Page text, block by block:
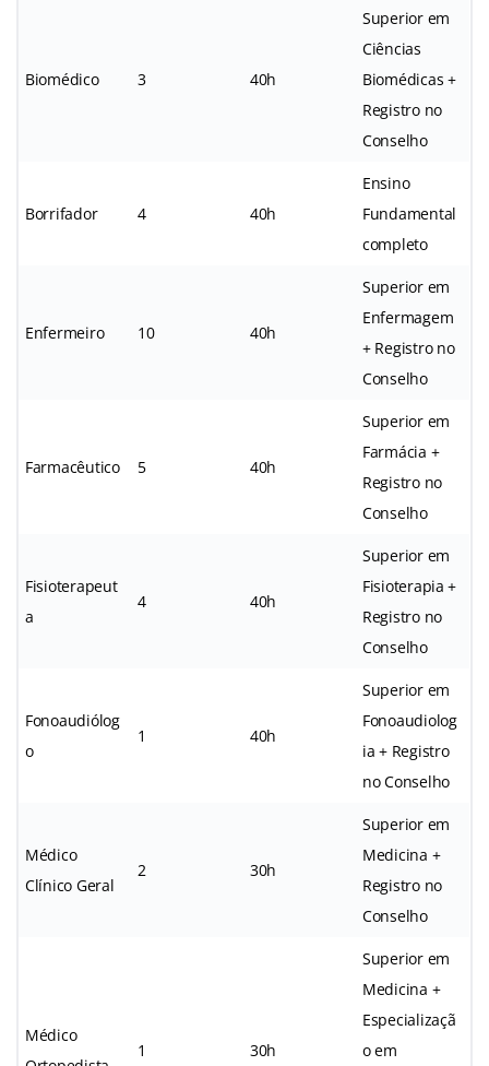
Biomédico 3 40h
Superior em
Ciências
Biomédicas +
Registro no
Conselho
Borrifador 4 40h
Ensino
Fundamental
completo
Enfermeiro 10 40h
Superior em
Enfermagem
+ Registro no
Conselho
Farmacêutico 5 40h
Superior em
Farmácia +
Registro no
Conselho
Fisioterapeut
a
4 40h
Superior em
Fisioterapia +
Registro no
Conselho
Fonoaudiólog
o
1 40h
Superior em
Fonoaudiolog
ia + Registro
no Conselho
Médico
Clínico Geral
2 30h
Superior em
Medicina +
Registro no
Conselho
Médico
1 30h
Superior em
Medicina +
Especializaçã
o em